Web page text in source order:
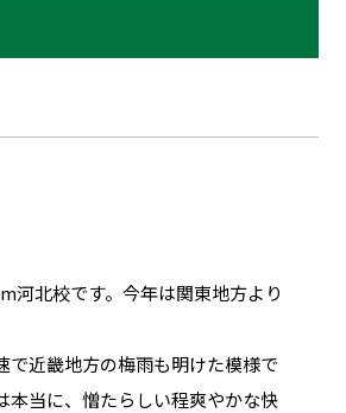
河北校です。今年は関東地方より
で近畿地方の梅雨も明けた模様で
本当に、憎たらしい程爽やかな快